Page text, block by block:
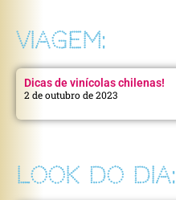
VIAGEM:
Dicas de vinícolas chilenas!
2 de outubro de 2023
LOOK DO DIA: